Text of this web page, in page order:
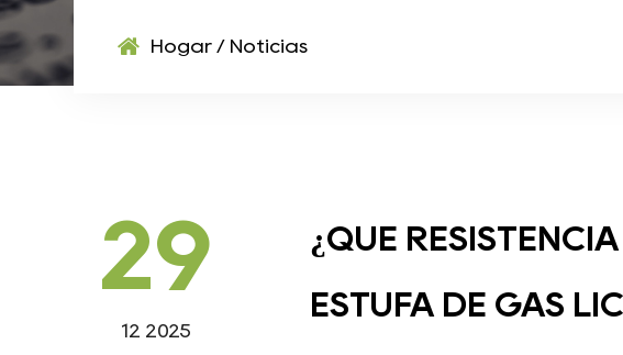
Hogar / Noticias
29
12 2025
¿QUÉ
ESTUFA DE GAS